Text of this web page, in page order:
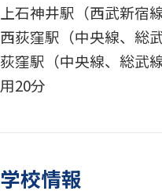
上石神井駅（西武新
西荻窪駅（中央線、総
荻窪駅（中央線、総武
用20分
学校情報